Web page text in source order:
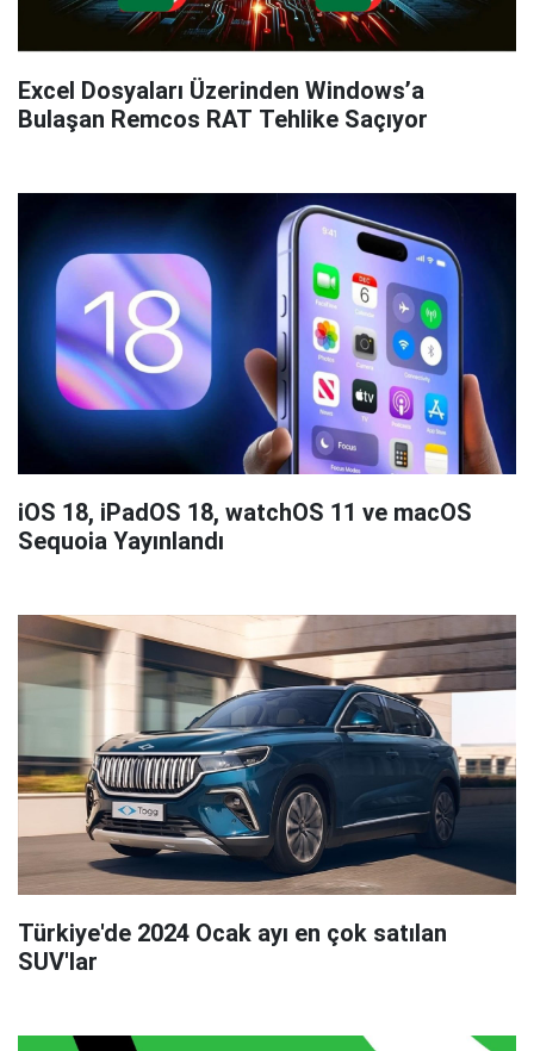
Excel Dosyaları Üzerinden Windows’a
Bulaşan Remcos RAT Tehlike Saçıyor
iOS 18, iPadOS 18, watchOS 11 ve macOS
Sequoia Yayınlandı
Türkiye'de 2024 Ocak ayı en çok satılan
SUV'lar